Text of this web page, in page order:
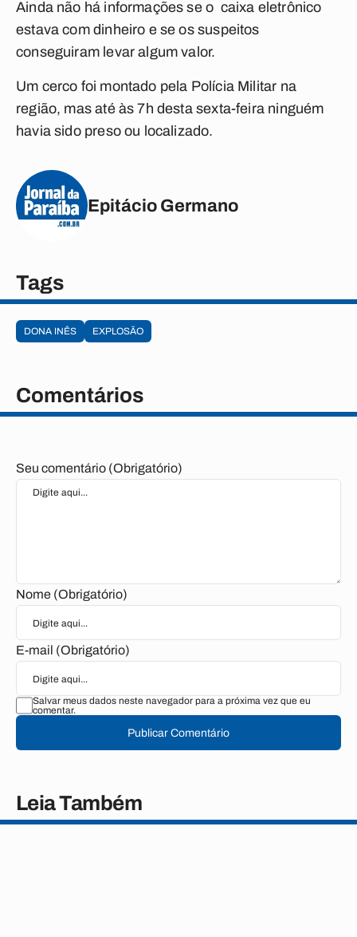
Ainda não há informações se o caixa eletrônico
estava com dinheiro e se os suspeitos
conseguiram levar algum valor.
Um cerco foi montado pela Polícia Militar na
região, mas até às 7h desta sexta-feira ninguém
havia sido preso ou localizado.
Epitácio Germano
Tags
DONA INÊS EXPLOSÃO
Comentários
Seu comentário (Obrigatório)
Nome (Obrigatório)
E-mail (Obrigatório)
Salvar meus dados neste navegador para a próxima vez que eu
comentar.
Publicar Comentário
Leia Também